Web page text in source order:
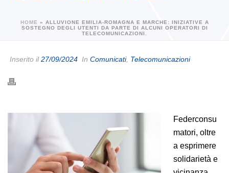
HOME »
ALLUVIONE EMILIA-ROMAGNA E MARCHE: INIZIATIVE A
SOSTEGNO DEGLI UTENTI DA PARTE DI ALCUNI OPERATORI DI
TELECOMUNICAZIONI.
Inserito il27/09/2024 In Comunicati, Telecomunicazioni
Federconsu
matori, oltre
a esprimere
solidarietà e